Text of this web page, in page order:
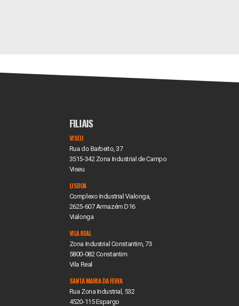
FILIAIS
VISEU
Rua do Barbeito, 37
3515-342 Zona Industrial de Campo
Viseu
LISBOA
Complexo Industrial Vialonga,
2625-607 Armazém D16
Vialonga
VILA REAL
Zona Industrial Constantim, 73
5800-082 Constantim
Vila Real
SANTA MARIA DA FEIRA
Rua Zona Industrial, 532
4520-115 Espargo